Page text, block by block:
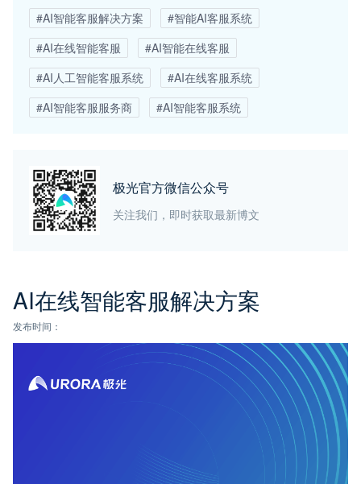
AI在线智能客服解决方案
发布时间：
#AI智能客服解决方案
#智能AI客服系统
#AI在线智能客服
#AI智能在线客服
#AI人工智能客服系统
#AI在线客服系统
#AI智能客服服务商
#AI智能客服系统
极光官方微信公众号
关注我们，即时获取最新博文